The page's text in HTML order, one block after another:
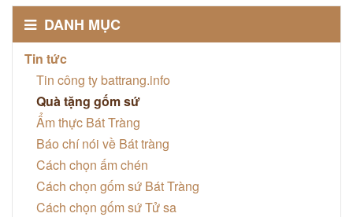
DANH MỤC
Tin tức
Tin công ty battrang.info
Quà tặng gốm sứ
Ẩm thực Bát Tràng
Báo chí nói về Bát tràng
Cách chọn ấm chén
Cách chọn gốm sứ Bát Tràng
Cách chọn gốm sứ Tử sa